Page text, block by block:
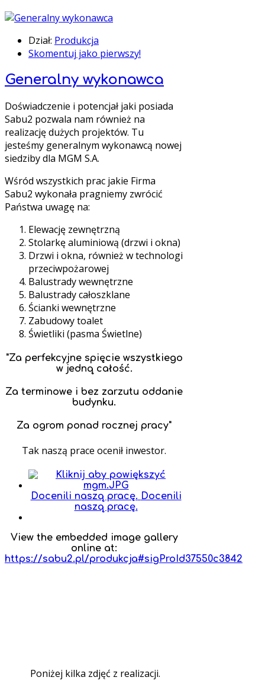
Dział: Produkcja
Skomentuj jako pierwszy!
Generalny wykonawca
Doświadczenie i potencjał jaki posiada
Sabu2 pozwala nam również na
realizację dużych projektów. Tu
jesteśmy generalnym wykonawcą nowej
siedziby dla MGM S.A.
Wśród wszystkich prac jakie Firma
Sabu2 wykonała pragniemy zwrócić
Państwa uwagę na:
Elewację zewnętrzną
Stolarkę aluminiową (drzwi i okna)
Drzwi i okna, również w technologi
przeciwpożarowej
Balustrady wewnętrzne
Balustrady całoszklane
Ścianki wewnętrzne
Zabudowy toalet
Świetliki (pasma Świetlne)
"Za perfekcyjne spięcie wszystkiego
w jedną całość.
Za terminowe i bez zarzutu oddanie
budynku.
Za ogrom ponad rocznej pracy"
Tak naszą prace ocenił inwestor.
Docenili naszą pracę. Docenili
naszą pracę.
View the embedded image gallery
online at:
https://sabu2.pl/produkcja#sigProId37550c3842
Poniżej kilka zdjęć z realizacji.